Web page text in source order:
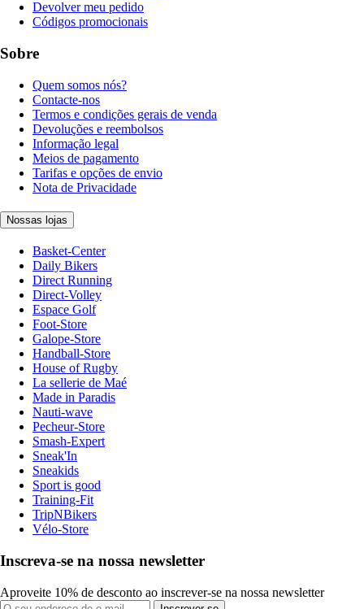
Devolver meu pedido
Códigos promocionais
Sobre
Quem somos nós?
Contacte-nos
Termos e condições gerais de venda
Devoluções e reembolsos
Informação legal
Meios de pagamento
Tarifas e opções de envio
Nota de Privacidade
Nossas lojas
Basket-Center
Daily Bikers
Direct Running
Direct-Volley
Espace Golf
Foot-Store
Galope-Store
Handball-Store
House of Rugby
La sellerie de Maé
Made in Paradis
Nauti-wave
Pecheur-Store
Smash-Expert
Sneak'In
Sneakids
Sport is good
Training-Fit
TripNBikers
Vélo-Store
Inscreva-se na nossa newsletter
Aproveite 10% de desconto ao inscrever-se na nossa newsletter